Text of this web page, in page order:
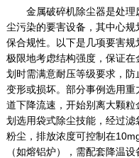
金属破碎机除尘器是处理
尘污染的要害设备，其中心
保合规性。以下是几项要害
极限地考虑结构强度，保证
划时需满意耐压等级要求，
变形或损坏。部分事例选用
道下降流速，开始别离大颗
划选用袋式除尘技能，经过
粉尘，排放浓度可控制在
（如熔铝炉），需配套降温